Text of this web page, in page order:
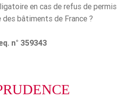
en cas de refus de permis
bâtiments de France ?
n° 359343